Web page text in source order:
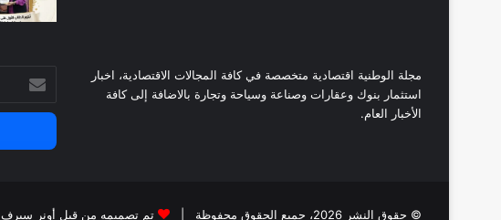
مجلة الوطنية اقتصادية متخصصة في كافة المجالات الاقتصادية، اخبار
استثمار بنوك وعقارات وصناعة وسياحة وتجارة بالاضافة إلى كافة
الأخبار العام.
بريدك
الإلكتروني
© حقوق النشر 2026، جميع الحقوق محفوظة | تم تصميمه من قِبل أونر سيرف